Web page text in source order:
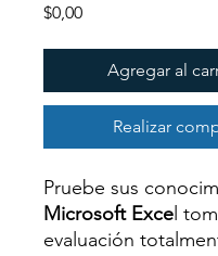
$0,00Precio
Agregar al
Realizar
Pruebe sus
Microsoft Exce l
evaluación